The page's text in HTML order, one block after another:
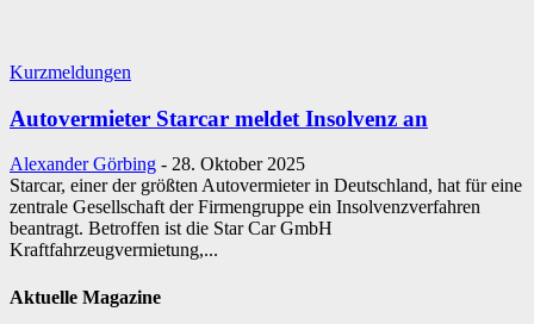
Kurzmeldungen
Autovermieter Starcar meldet Insolvenz an
Alexander Görbing - 28. Oktober 2025
Starcar, einer der größten Autovermieter in Deutschland, hat für eine
zentrale Gesellschaft der Firmengruppe ein Insolvenzverfahren
beantragt. Betroffen ist die Star Car GmbH
Kraftfahrzeugvermietung,...
Aktuelle Magazine